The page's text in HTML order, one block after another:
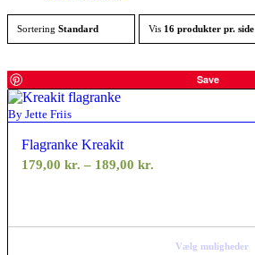
Sortering Standard Vis 16 produkter pr. side
Save
By Jette Friis
Flagranke Kreakit
179,00 kr. – 189,00 kr.
189,00 kr.
Vælg muligheder